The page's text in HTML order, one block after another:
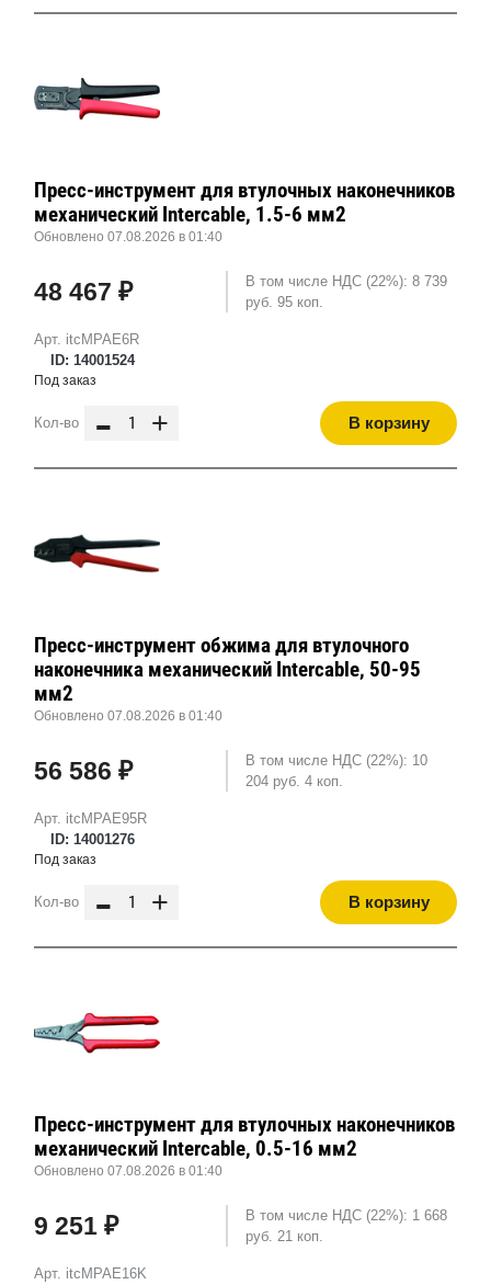
Арт. itcMPAE6R
ID: 14001524
Пресс-инструмент для втулочных наконечников
механический Intercable, 1.5-6 мм2
Обновлено 07.08.2026 в 01:40
48 467 ₽
В том числе НДС (22%): 8 739
руб. 95 коп.
Под заказ
Кол-во - + В корзину
Арт. itcMPAE95R
ID: 14001276
Пресс-инструмент обжима для втулочного
наконечника механический Intercable, 50-95
мм2
Обновлено 07.08.2026 в 01:40
56 586 ₽
В том числе НДС (22%): 10
204 руб. 4 коп.
Под заказ
Кол-во - + В корзину
Арт. itcMPAE16K
Пресс-инструмент для втулочных наконечников
механический Intercable, 0.5-16 мм2
Обновлено 07.08.2026 в 01:40
9 251 ₽
В том числе НДС (22%): 1 668
руб. 21 коп.